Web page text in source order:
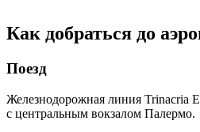
Как добраться до
Поезд
Железнодорожная линия Trinacria
с центральным вокзалом Палермо.